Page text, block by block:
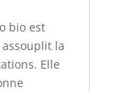
bio est
assouplit la
Elle